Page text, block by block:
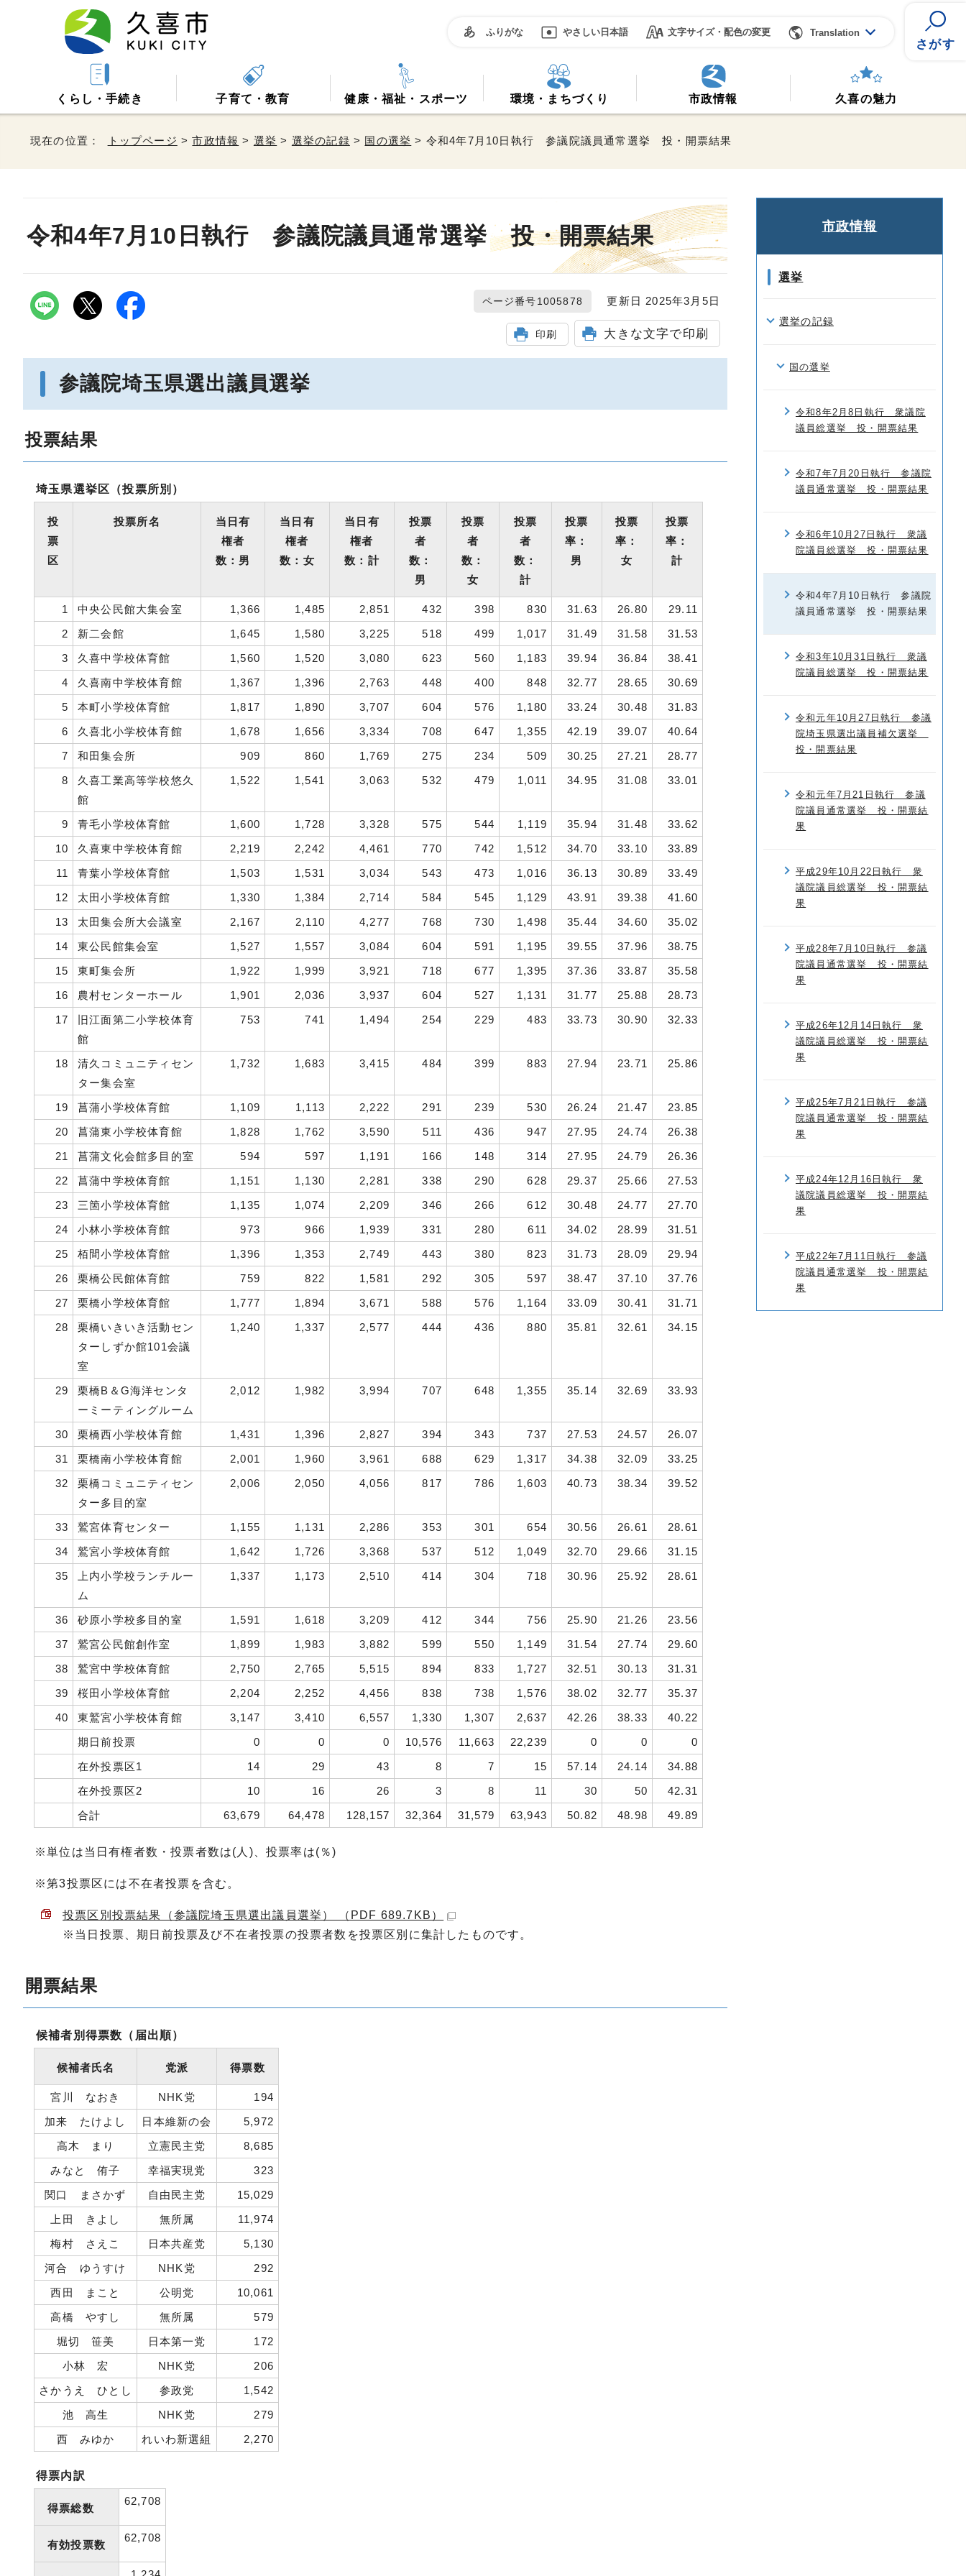
ふりがな やさしい日本語 文字サイズ・配色の変更 Translation
さがす
くらし・手続き 子育て・教育 健康・福祉・スポーツ 環境・まちづくり 市政情報 久喜の魅力
現在の位置： トップページ >市政情報 > 選挙 > 選挙の記録 > 国の選挙 > 令和4年7月10日執行 参議院議員通常選挙 投・開票結果
令和4年7月10日執行 参議院議員通常選挙 投・開票結果
ページ番号1005878 更新日 2025年3月5日
印刷 大きな文字で印刷
参議院埼玉県選出議員選挙
投票結果
埼玉県選挙区（投票所別）
投
票
区
投票所名
当日有
権者
数：男
当日有
権者
数：女
当日有
権者
数：計
投票
者
数：
男
投票
者
数：
女
投票
者
数：
計
投票
率：
男
投票
率：
女
投票
率：
計
1 中央公民館大集会室 1,366 1,485 2,851 432 398 830 31.63 26.80
29.11
2
新二会館 1,645 1,580 3,225 518 499 1,017 31.49 31.58
31.53
3
久喜中学校体育館 1,560 1,520 3,080 623 560 1,183 39.94 36.84
38.41
4
久喜南中学校体育館 1,367 1,396 2,763 448 400 848 32.77 28.65
30.69
5
本町小学校体育館 1,817 1,890 3,707 604 576 1,180 33.24 30.48
31.83
6
久喜北小学校体育館 1,678 1,656 3,334 708 647 1,355 42.19 39.07
40.64
7
和田集会所 909 860 1,769 275 234 509 30.25 27.21
28.77
8
久喜工業高等学校悠久
館
1,522 1,541 3,063 532 479 1,011 34.95 31.08 33.01
9 青毛小学校体育館 1,600 1,728 3,328 575 544 1,119 35.94 31.48
33.62
10
久喜東中学校体育館 2,219 2,242 4,461 770 742 1,512 34.70 33.10
33.89
11
青葉小学校体育館 1,503 1,531 3,034 543 473 1,016 36.13 30.89
33.49
12
太田小学校体育館 1,330 1,384 2,714 584 545 1,129 43.91 39.38
41.60
13
太田集会所大会議室 2,167 2,110 4,277 768 730 1,498 35.44 34.60
35.02
14
東公民館集会室 1,527 1,557 3,084 604 591 1,195 39.55 37.96
38.75
15
東町集会所 1,922 1,999 3,921 718 677 1,395 37.36 33.87
35.58
16
農村センターホール 1,901 2,036 3,937 604 527 1,131 31.77 25.88
28.73
17
旧江面第二小学校体育
館
753 741 1,494 254 229 483 33.73 30.90 32.33
18
清久コミュニティセン
ター集会室
1,732 1,683 3,415 484 399 883 27.94 23.71 25.86
19 菖蒲小学校体育館 1,109 1,113 2,222 291 239 530 26.24 21.47
23.85
20
菖蒲東小学校体育館 1,828 1,762 3,590 511 436 947 27.95 24.74
26.38
21
菖蒲文化会館多目的室 594 597 1,191 166 148 314 27.95 24.79
26.36
22
菖蒲中学校体育館 1,151 1,130 2,281 338 290 628 29.37 25.66
27.53
23
三箇小学校体育館 1,135 1,074 2,209 346 266 612 30.48 24.77
27.70
24
小林小学校体育館 973 966 1,939 331 280 611 34.02 28.99
31.51
25
栢間小学校体育館 1,396 1,353 2,749 443 380 823 31.73 28.09
29.94
26
栗橋公民館体育館 759 822 1,581 292 305 597 38.47 37.10
37.76
27
栗橋小学校体育館 1,777 1,894 3,671 588 576 1,164 33.09 30.41
31.71
28
栗橋いきいき活動セン
ターしずか館101会議
室
1,240 1,337 2,577 444 436 880 35.81 32.61 34.15
29
栗橋B＆G海洋センタ
ーミーティングルーム
2,012 1,982 3,994 707 648 1,355 35.14 32.69 33.93
30 栗橋西小学校体育館 1,431 1,396 2,827 394 343 737 27.53 24.57
26.07
31
栗橋南小学校体育館 2,001 1,960 3,961 688 629 1,317 34.38 32.09
33.25
32
栗橋コミュニティセン
ター多目的室
2,006 2,050 4,056 817 786 1,603 40.73 38.34 39.52
33 鷲宮体育センター 1,155 1,131 2,286 353 301 654 30.56 26.61
28.61
34
鷲宮小学校体育館 1,642 1,726 3,368 537 512 1,049 32.70 29.66
31.15
35
上内小学校ランチルー
ム
1,337 1,173 2,510 414 304 718 30.96 25.92 28.61
36 砂原小学校多目的室 1,591 1,618 3,209 412 344 756 25.90 21.26
23.56
37
鷲宮公民館創作室 1,899 1,983 3,882 599 550 1,149 31.54 27.74
29.60
38
鷲宮中学校体育館 2,750 2,765 5,515 894 833 1,727 32.51 30.13
31.31
39
桜田小学校体育館 2,204 2,252 4,456 838 738 1,576 38.02 32.77
35.37
40
東鷲宮小学校体育館 3,147 3,410 6,557 1,330 1,307 2,637 42.26 38.33
40.22
期日前投票
0 0 0 10,576 11,663 22,239 0 0
0
在外投票区1
14 29 43 8 7 15 57.14 24.14
34.88
在外投票区2
10 16 26 3 8 11 30 50
42.31
合計
63,679 64,478 128,157 32,364 31,579 63,943 50.82 48.98 49.89
※単位は当日有権者数・投票者数は(人)、投票率は(％)
※第3投票区には不在者投票を含む。
投票区別投票結果（参議院埼玉県選出議員選挙） （PDF 689.7KB）
※当日投票、期日前投票及び不在者投票の投票者数を投票区別に集計したものです。
開票結果
候補者別得票数（届出順）
候補者氏名 党派 得票数
宮川 なおき NHK党
194
加来 たけよし
日本維新の会
5,972
高木 まり
立憲民主党
8,685
みなと 侑子
幸福実現党
323
関口 まさかず
自由民主党
15,029
上田 きよし
無所属
11,974
梅村 さえこ
日本共産党
5,130
河合 ゆうすけ
NHK党
292
西田 まこと
公明党
10,061
高橋 やすし
無所属
579
堀切 笹美
日本第一党
172
小林 宏
NHK党
206
さかうえ ひとし
参政党
1,542
池 高生
NHK党
279
西 みゆか
れいわ新選組 2,270
得票内訳
得票総数
62,708
有効投票数
62,708
市政情報
選挙
選挙の記録
国の選挙
令和8年2月8日執行 衆議院
議員総選挙 投・開票結果
令和7年7月20日執行 参議院
議員通常選挙 投・開票結果
令和6年10月27日執行 衆議
院議員総選挙 投・開票結果
令和4年7月10日執行 参議院
議員通常選挙 投・開票結果
令和3年10月31日執行 衆議
院議員総選挙 投・開票結果
令和元年10月27日執行 参議
院埼玉県選出議員補欠選挙
投・開票結果
令和元年7月21日執行 参議
院議員通常選挙 投・開票結
果
平成29年10月22日執行 衆
議院議員総選挙 投・開票結
果
平成28年7月10日執行 参議
院議員通常選挙 投・開票結
果
平成26年12月14日執行 衆
議院議員総選挙 投・開票結
果
平成25年7月21日執行 参議
院議員通常選挙 投・開票結
果
平成24年12月16日執行 衆
議院議員総選挙 投・開票結
果
平成22年7月11日執行 参議
院議員通常選挙 投・開票結
果